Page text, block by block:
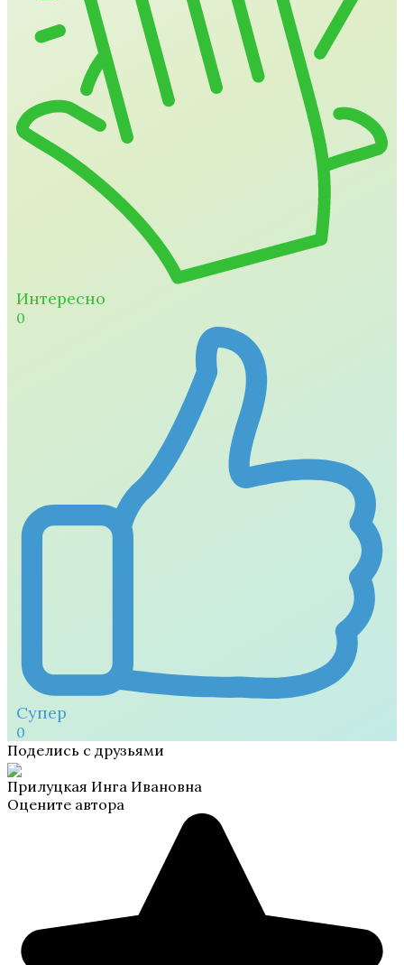
Интересно
0
Супер
0
Поделись с друзьями
Прилуцкая Инга Ивановна
Оцените автора